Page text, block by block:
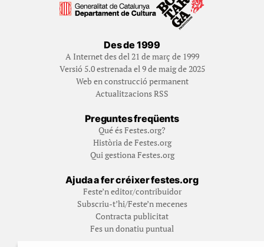
Des de 1999
A Internet des del 21 de març de 1999
Versió 5.0 estrenada el 9 de maig de 2025
Web en construcció permanent
Actualitzacions RSS
Preguntes freqüents
Qué és Festes.org?
Història de Festes.org
Qui gestiona Festes.org
Ajuda a fer créixer festes.org
Feste’n editor/contribuidor
Subscriu-t’hi/Feste’n mecenes
Contracta publicitat
Fes un donatiu puntual